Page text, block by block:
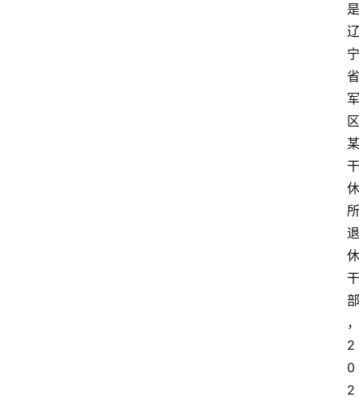
是
辽
宁
省
军
区
某
干
休
所
退
休
干
部
，
2
0
2